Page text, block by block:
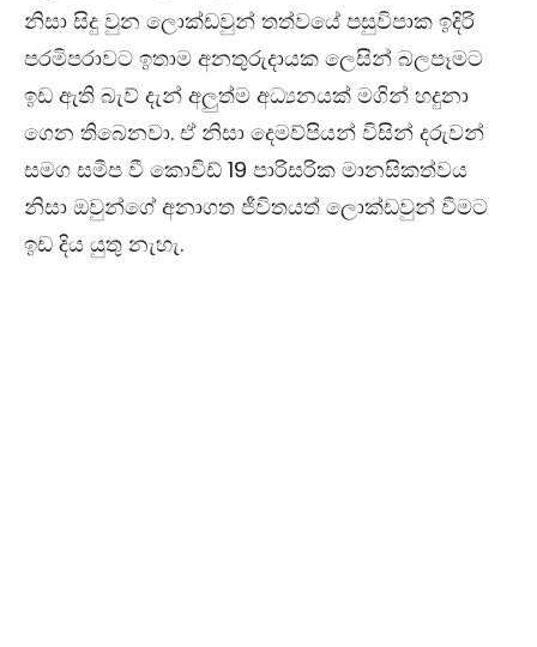
නිසා සිදු වුන ලොක්ඩවුන් තත්වයේ පසුවිපාක ඉදිරි
පරමිපරාවට ඉතාම අනතුරුදායක ලෙසින් බලපෑමට
ඉඩ ඇති බැව් දැන් අලුත්ම අධ්‍යනයක් මගින් හදුනා
ගෙන තිබෙනවා. ඒ නිසා දෙමව්පියන් විසින් දරුවන්
සමග සමීප වී කොවිඩ් 19 පාරිසරික මානසිකත්වය
නිසා ඔවුන්ගේ අනාගත ජීවිතයත් ලොක්ඩවුන් වීමට
ඉඩ දිය යුතු නැහැ.